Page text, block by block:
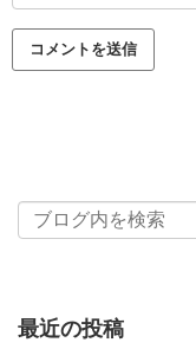
最近の投稿